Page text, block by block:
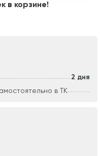
в корзине!
2 дня
в ТК